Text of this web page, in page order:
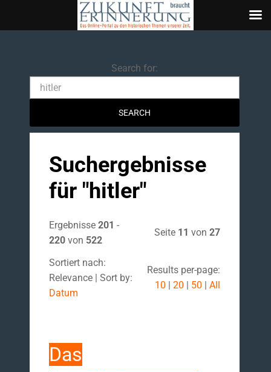
Search for:Search
Suchergebnisse
für "hitler"
Ergebnisse 201 -
220von 522
Seite 11 von 27
Sortiert nach:
Relevance | Sort by:
Datum
Results per-page:
10 | 20 | 50 | All
Das